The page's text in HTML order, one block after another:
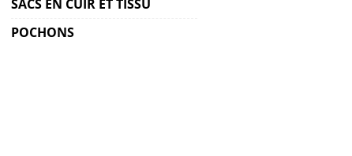
SACS EN CUIR ET TISSU
POCHONS